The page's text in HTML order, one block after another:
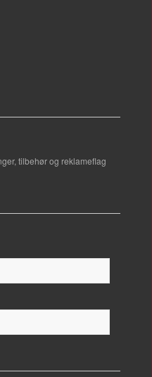
tilbehør og reklameflag